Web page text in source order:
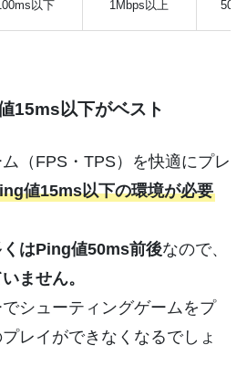
以下 1Mbps以上
15ms以下がベスト
（FPS・TPS）を快適にプレ
値15ms以下の環境が必要
はPing値50ms前後なので、
ません。
シューティングゲームをプ
レイができなくなるでしょ